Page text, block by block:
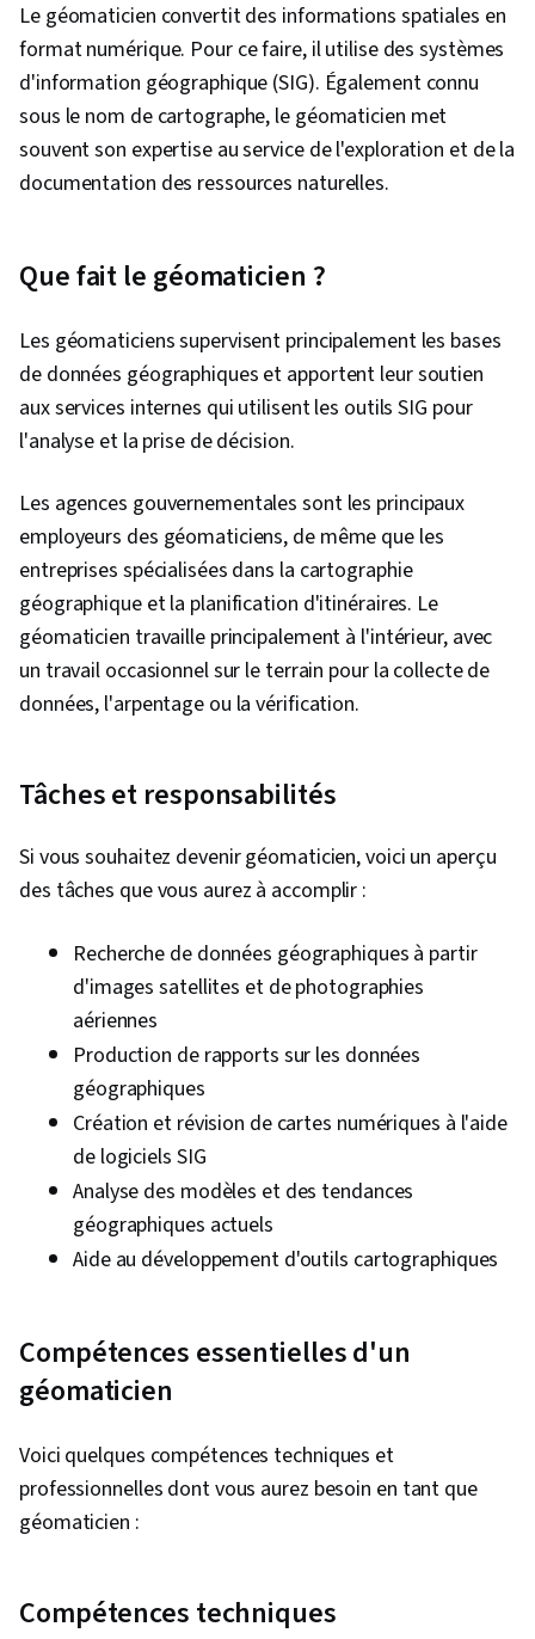
Le géomaticien convertit des informations spatiales en
format numérique. Pour ce faire, il utilise des systèmes
d'information géographique (SIG). Également connu
sous le nom de cartographe, le géomaticien met
souvent son expertise au service de l'exploration et de la
documentation des ressources naturelles.
Que fait le géomaticien ?
Les géomaticiens supervisent principalement les bases
de données géographiques et apportent leur soutien
aux services internes qui utilisent les outils SIG pour
l'analyse et la prise de décision.
Les agences gouvernementales sont les principaux
employeurs des géomaticiens, de même que les
entreprises spécialisées dans la cartographie
géographique et la planification d'itinéraires. Le
géomaticien travaille principalement à l'intérieur, avec
un travail occasionnel sur le terrain pour la collecte de
données, l'arpentage ou la vérification.
Tâches et responsabilités
Si vous souhaitez devenir géomaticien, voici un aperçu
des tâches que vous aurez à accomplir :
Recherche de données géographiques à partir
d'images satellites et de photographies
aériennes
Production de rapports sur les données
géographiques
Création et révision de cartes numériques à l'aide
de logiciels SIG
Analyse des modèles et des tendances
géographiques actuels
Aide au développement d'outils cartographiques
Compétences essentielles d'un
géomaticien
Voici quelques compétences techniques et
professionnelles dont vous aurez besoin en tant que
géomaticien :
Compétences techniques